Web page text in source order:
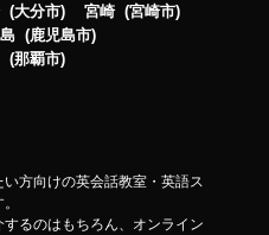
大分市 宮崎
宮崎市
鹿児島市
那覇市
方向けの英会話教室・英語ス
るのはもちろん、オンライン